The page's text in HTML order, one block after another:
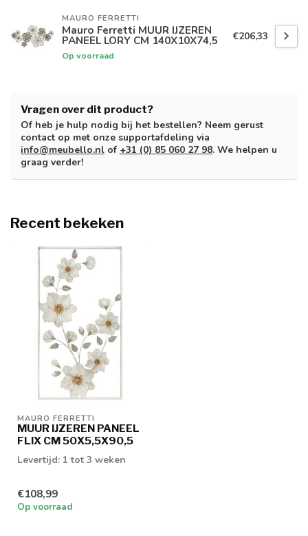
MAURO FERRETTI
Mauro Ferretti MUUR IJZEREN
PANEEL LORY CM 140X10X74,5
Op voorraad
€206,33
Vragen over dit product?
Of heb je hulp nodig bij het bestellen? Neem gerust
contact op met onze supportafdeling via
info@meubello.nl of +31 (0) 85 060 27 98. We helpen u
graag verder!
Recent bekeken
MAURO FERRETTI
MUUR IJZEREN PANEEL
FLIX CM 50X5,5X90,5
Levertijd: 1 tot 3 weken
€108,99
Op voorraad